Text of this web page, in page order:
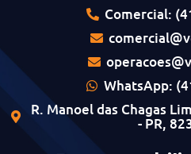
Comercial:
WhatsApp:
R. Manoel das Chagas
- PR,